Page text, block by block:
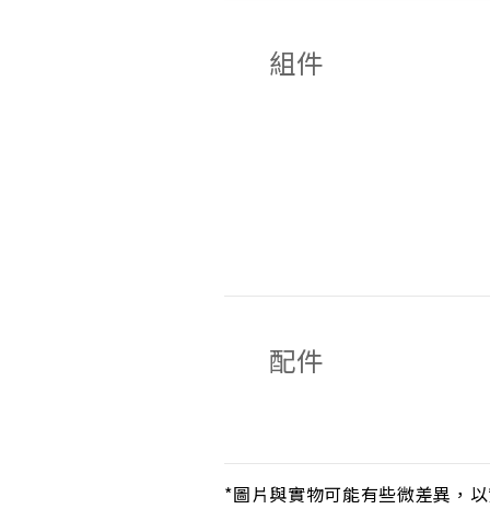
組件
配件
*圖片與實物可能有些微差異，